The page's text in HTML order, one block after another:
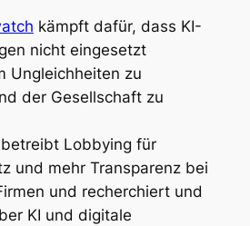
kämpft dafür, dass KI-
nicht eingesetzt
Ungleichheiten zu
der Gesellschaft zu
Lobbying für
und mehr Transparenz bei
und recherchiert und
KI und digitale